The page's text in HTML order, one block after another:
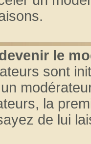
le
sont
la
de lui